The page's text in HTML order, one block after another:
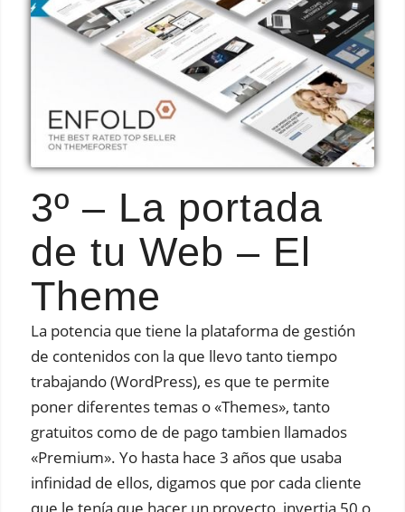
3º – La portada
de tu Web – El
Theme
La potencia que tiene la plataforma de gestión
de contenidos con la que llevo tanto tiempo
trabajando (WordPress), es que te permite
poner diferentes temas o «Themes», tanto
gratuitos como de de pago tambien llamados
«Premium». Yo hasta hace 3 años que usaba
infinidad de ellos, digamos que por cada cliente